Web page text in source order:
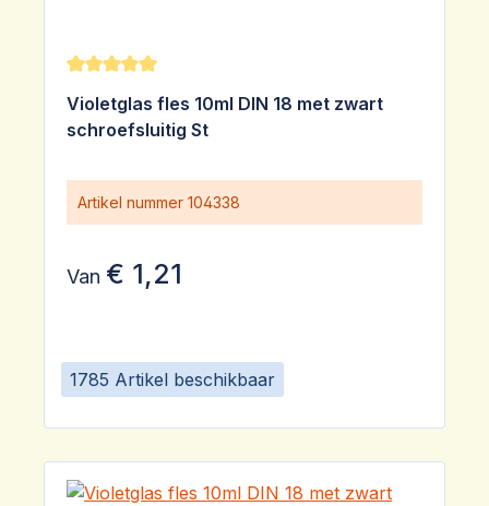
1785 Artikel beschikbaar
Gemiddelde waardering van 5 van 5 sterren
Violetglas fles 10ml DIN 18 met zwart
schroefsluitig St
Artikel nummer 104338
Van € 1,21